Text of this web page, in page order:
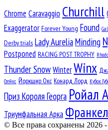
Chrome Caravaggio Churchill
Exaggerator Forever Young Found
Derby trials Lady AureliaMinding
Postponed RACING POST TROPHY
Thunder SnowWinterWinx
Стейкс Йоркшир Окс Конард Лорд Кубок
Приз Короля Георга Ройал
Триумфальная Арка Франкел
© Все права сохранены 2026 -